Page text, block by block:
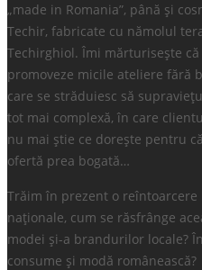
„made in Romania”, până și
Techir, fabricate cu nămolul
Techirghiol. Îmi mărturisește
promoveze micile ateliere fără
care se străduiesc să
tot mai complexă, în care
nu mai știe ce dorește pentru
ofertă prea bogată…
Trăim în prezent o reîntoarcere
naționale, cum se răsfrânge
modei și-a brandurilor locale?
consume și modă românească?